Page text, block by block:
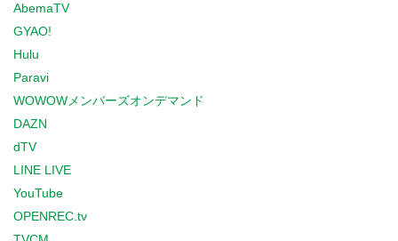
AbemaTV
GYAO!
Hulu
Paravi
WOWOWメンバーズオンデマンド
DAZN
dTV
LINE LIVE
YouTube
OPENREC.tv